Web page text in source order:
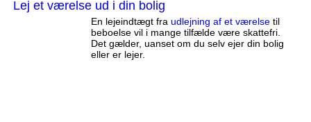
Lej et værelse ud i din bolig
En lejeindtægt fra udlejning af et værelsetil
beboelse vil i mange tilfælde være skattefri.
Det gælder, uanset om du selv ejer din bolig
eller er lejer.